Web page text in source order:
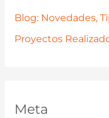
Blog: Novedades,
Proyectos
Meta